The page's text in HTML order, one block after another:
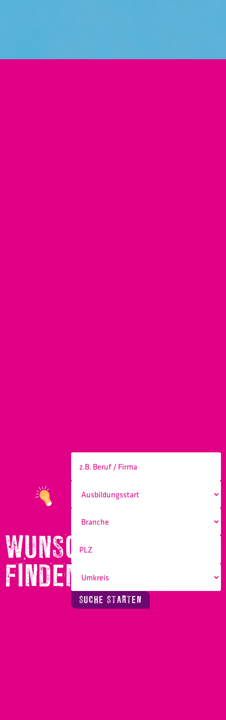
WUNSCHBERUF
FINDEN!
SUCHE STARTEN